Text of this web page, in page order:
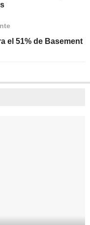
el 51% de Basement